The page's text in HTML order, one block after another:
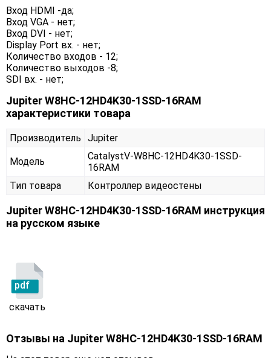
Вход HDMI -да;
Вход VGA - нет;
Вход DVI - нет;
Display Port вх. - нет;
Количество входов - 12;
Количество выходов -8;
SDI вх. - нет;
Jupiter W8HC-12HD4K30-1SSD-16RAM
характеристики товара
Производитель Jupiter
Модель
CatalystV-W8HC-12HD4K30-1SSD-
16RAM
Тип товара
Контроллер видеостены
Jupiter W8HC-12HD4K30-1SSD-16RAM инструкция
на русском языке
pdf
скачать
Отзывы на Jupiter W8HC-12HD4K30-1SSD-16RAM